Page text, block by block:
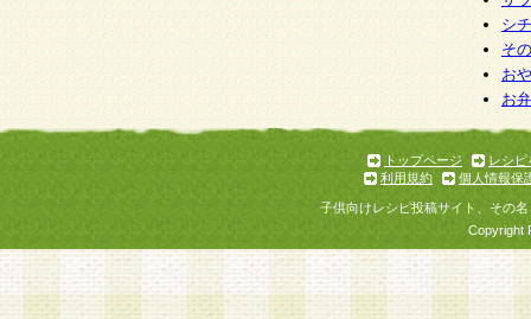
シ
そ
お
お
トップページ
レシピ
利用規約
個人情報保
子供向けレシピ投稿サイト、その
Copyright